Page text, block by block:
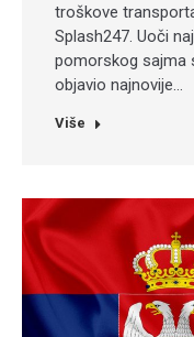
troškove
Splash247. Uoči
pomorskog sajma
objavio najnovije…
Više